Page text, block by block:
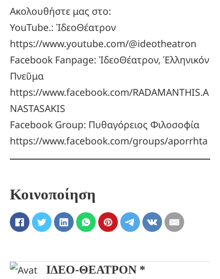
Ακολουθήστε μας στο:
YouTube.: ἸδεοΘέατρον
https://www.youtube.com/@ideotheatron
Facebook Fanpage: ἸδεοΘέατρον, Ἑλληνικόν
Πνεῦμα
https://www.facebook.com/RADAMANTHIS.A
NASTASAKIS
Facebook Group: Πυθαγόρειος Φιλοσοφία
https://www.facebook.com/groups/aporrhta
Κοινοποίηση
ΙΔΕΟ-ΘΕΑΤΡΟΝ *